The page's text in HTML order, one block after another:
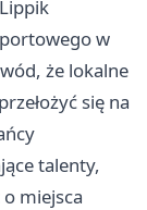
w
że lokalne
się na
talenty,
miejsca